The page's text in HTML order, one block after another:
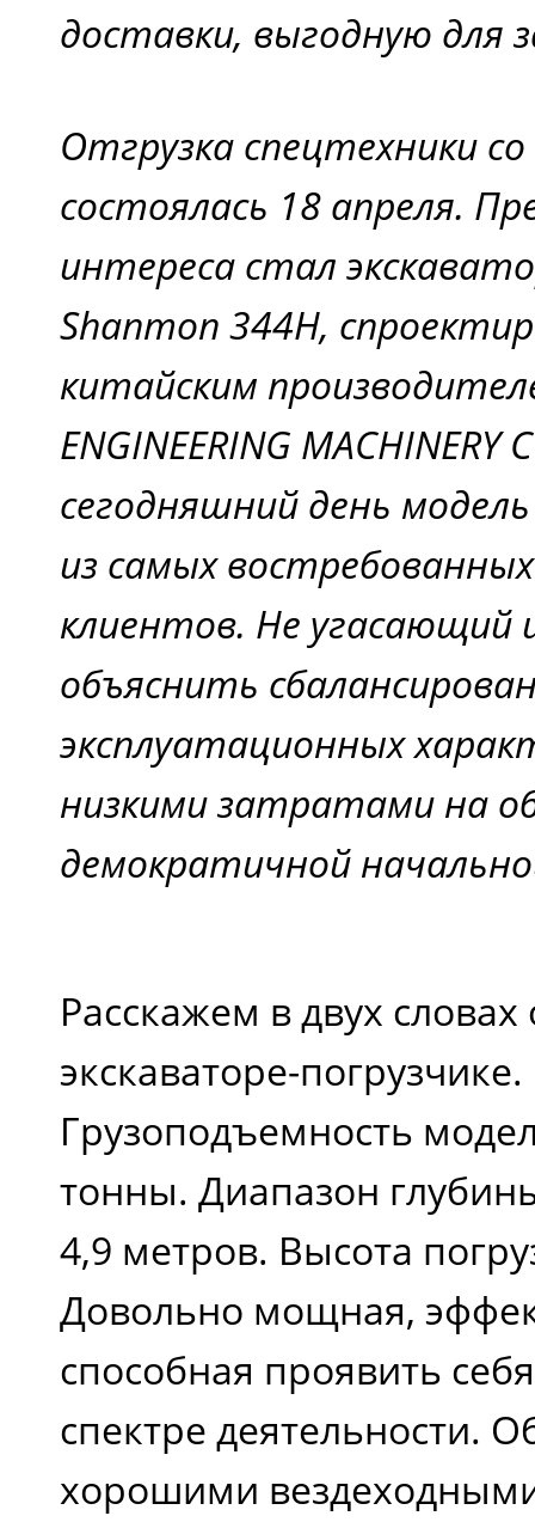
доставки, выгодную для
Отгрузка спецтехники со
состоялась 18 апреля.
интереса стал
Shanmon 344H,
китайским
ENGINEERING MACHINERY
сегодняшний день
из самых
клиентов. Не
объяснить
эксплуатационных
низкими затратами на
демократичной
Расскажем в двух словах
экскаваторе-погрузчике.
Грузоподъемность
тонны. Диапазон
4,9 метров. Высота
Довольно мощная,
способная проявить
спектре деятельности.
хорошими